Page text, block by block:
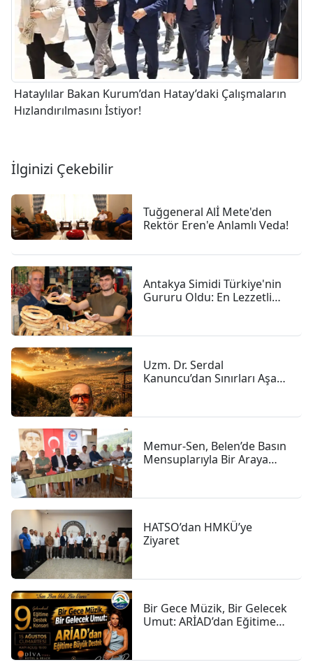
Hataylılar Bakan Kurum’dan Hatay’daki Çalışmaların
Hızlandırılmasını İstiyor!
İlginizi Çekebilir
Tuğgeneral Alİ Mete'den
Rektör Eren'e Anlamlı Veda!
Antakya Simidi Türkiye'nin
Gururu Oldu: En Lezzetli
Uzm. Dr. Serdal
Kanuncu’dan Sınırları Aşan
Memur-Sen, Belen’de Basın
Mensuplarıyla Bir Araya
HATSO’dan HMKÜ’ye
Ziyaret
Bir Gece Müzik, Bir Gelecek
Umut: ARİAD’dan Eğitime